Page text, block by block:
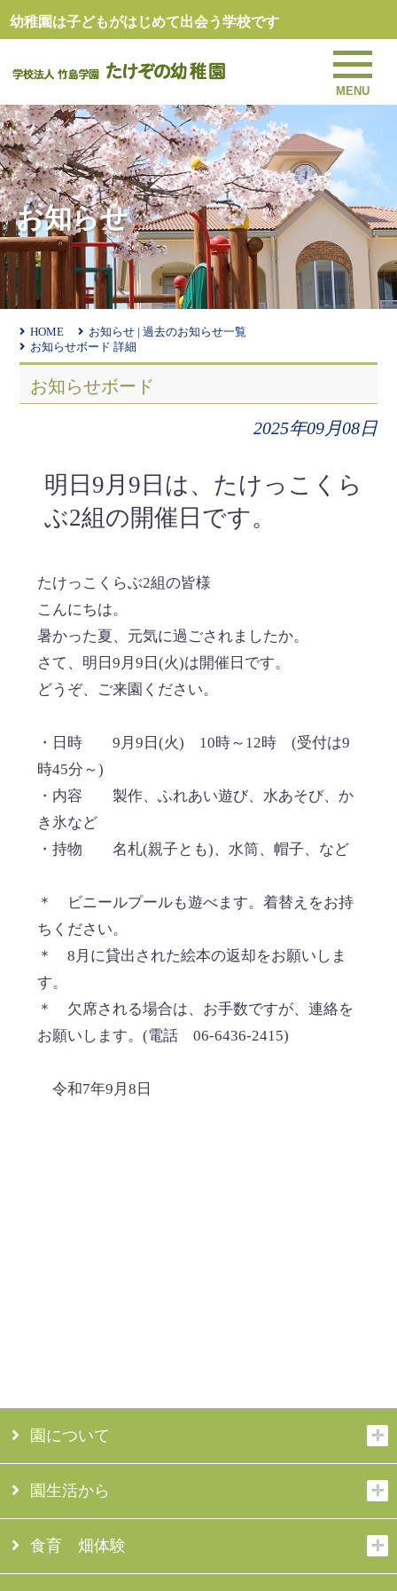
幼稚園は子どもがはじめて出会う学校です
MENU
お知らせ
HOME
お知らせ | 過去のお知らせ一覧
お知らせボード 詳細
お知らせボード
2025年09月08日
明日9月9日は、たけっこくら
ぶ2組の開催日です。
たけっこくらぶ2組の皆様
こんにちは。
暑かった夏、元気に過ごされましたか。
さて、明日9月9日(火)は開催日です。
どうぞ、ご来園ください。
・日時 9月9日(火) 10時～12時 (受付は9
時45分～)
・内容 製作、ふれあい遊び、水あそび、か
き氷など
・持物 名札(親子とも)、水筒、帽子、など
＊ ビニールプールも遊べます。着替えをお持
ちください。
＊ 8月に貸出された絵本の返却をお願いしま
す。
＊ 欠席される場合は、お手数ですが、連絡を
お願いします。(電話 06-6436-2415)
令和7年9月8日
園について
園生活から
食育 畑体験